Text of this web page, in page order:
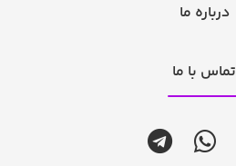
درباره ما
تماس با ما